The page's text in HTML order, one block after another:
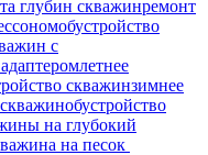
глубин скважинремонт
обустройство
с
летнее
скважинзимнее
обустройство
на глубокий
на песок